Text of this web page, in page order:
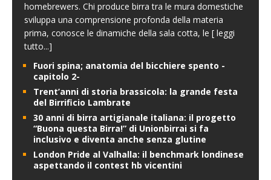
homebrewers. Chi produce birra tra le mura domestiche
sviluppa una comprensione profonda della materia
prima, conosce le dinamiche della sala cotta, le [ leggi
tutto...]
Fuori spina; anatomia del bicchiere spento -
capitolo 2-
Trent’anni di storia brassicola: la grande festa
del Birrificio Lambrate
30 anni di birra artigianale italiana: il progetto
“Buona questa Birra!” di Unionbirrai si fa
inclusivo e diventa anche senza glutine
London Pride al Valhalla: il benchmark londinese
aspettando il contest hb vicentini